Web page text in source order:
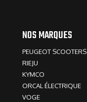
NOS MARQUES
PEUGEOT SCOOTERS
RIEJU
KYMCO
ORCAL ÉLECTRIQUE
VOGE